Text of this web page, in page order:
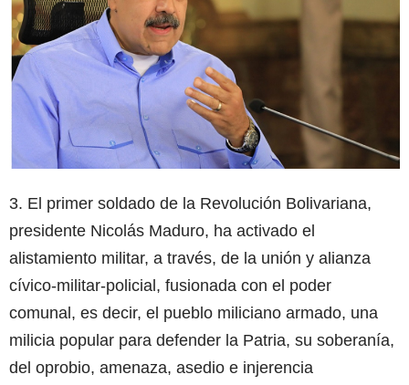
3. El primer soldado de la Revolución Bolivariana,
presidente Nicolás Maduro, ha activado el
alistamiento militar, a través, de la unión y alianza
cívico-militar-policial, fusionada con el poder
comunal, es decir, el pueblo miliciano armado, una
milicia popular para defender la Patria, su soberanía,
del oprobio, amenaza, asedio e injerencia